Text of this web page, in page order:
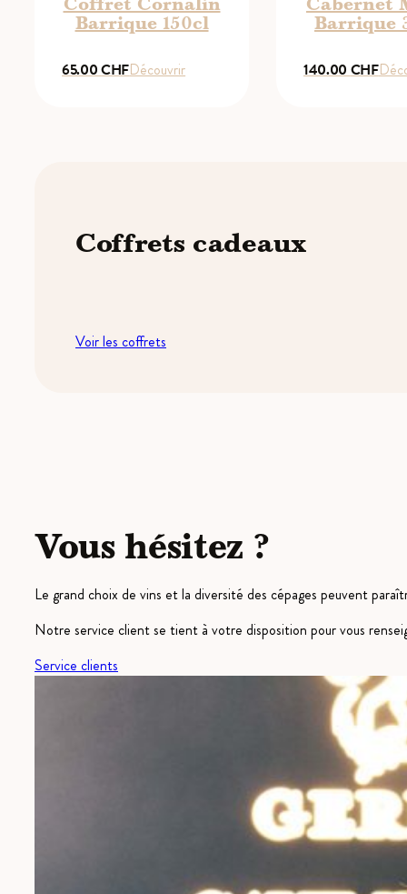
Coffret Cornalin
Barrique 150cl
65.00CHFDécouvrir
Cabernet
Barrique
140.00 CHF
Coffrets cadeaux
Voir les coffrets
Vous hésitez ?
Le grand choix de vins et la diversité des cépages peuvent
Notre service client se tient à votre disposition pour vous
Service clients